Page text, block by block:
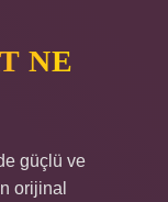
NE
güçlü ve
orijinal